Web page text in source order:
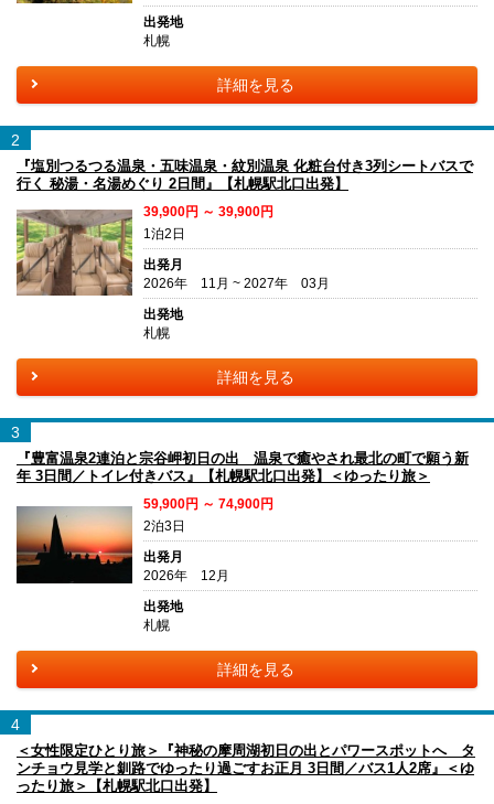
出発地
札幌
詳細を見る
2
『塩別つるつる温泉・五味温泉・紋別温泉 化粧台付き3列シートバスで
行く 秘湯・名湯めぐり 2日間』【札幌駅北口出発】
39,900円 ～ 39,900円
1泊2日
出発月
2026年 11月 ~ 2027年 03月
出発地
札幌
詳細を見る
3
『豊富温泉2連泊と宗谷岬初日の出 温泉で癒やされ最北の町で願う新
年 3日間／トイレ付きバス』【札幌駅北口出発】＜ゆったり旅＞
59,900円 ～ 74,900円
2泊3日
出発月
2026年 12月
出発地
札幌
詳細を見る
4
＜女性限定ひとり旅＞『神秘の摩周湖初日の出とパワースポットへ タ
ンチョウ見学と釧路でゆったり過ごすお正月 3日間／バス1人2席』＜ゆ
ったり旅＞【札幌駅北口出発】